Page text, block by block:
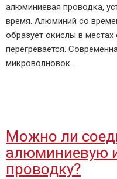
алюминиевая проводка,
время. Алюминий со
образует окислы в местах
перегревается.
микроволновок...
Можно ли
алюминиевую
проводку?